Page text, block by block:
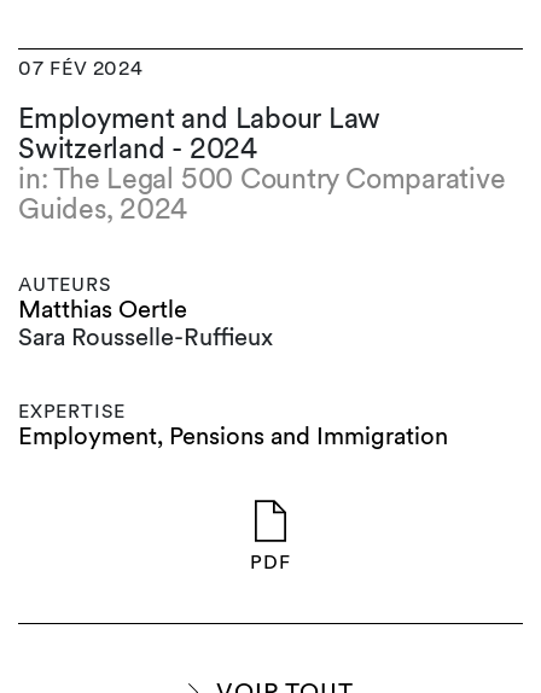
07 FÉV 2024
Employment and Labour Law
Switzerland - 2024
in: The Legal 500 Country Comparative
Guides, 2024
AUTEURS
Matthias Oertle
Sara Rousselle-Ruffieux
EXPERTISE
Employment, Pensions and Immigration
PDF